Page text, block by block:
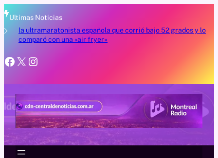
Saltar
al
contenido
Ultimas Noticias
y
la ultramaratonista española que corrió bajo 52 grados y lo
comparó con una «air fryer»
Facebook X Instagram